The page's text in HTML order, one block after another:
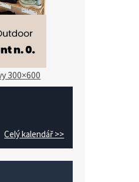
Celý kalendář >>